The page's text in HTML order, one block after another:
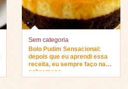
Sem categoria
Bolo Pudim Sensacional:
depois que eu aprendi essa
receita, eu sempre faço na
sobremesa…